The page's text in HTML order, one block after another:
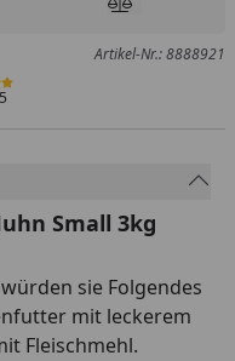
hinzufügenProdukt
Artikel-Nr.: 8888921
Small 3kg
sie Folgendes
mit leckerem
Fleischmehl.